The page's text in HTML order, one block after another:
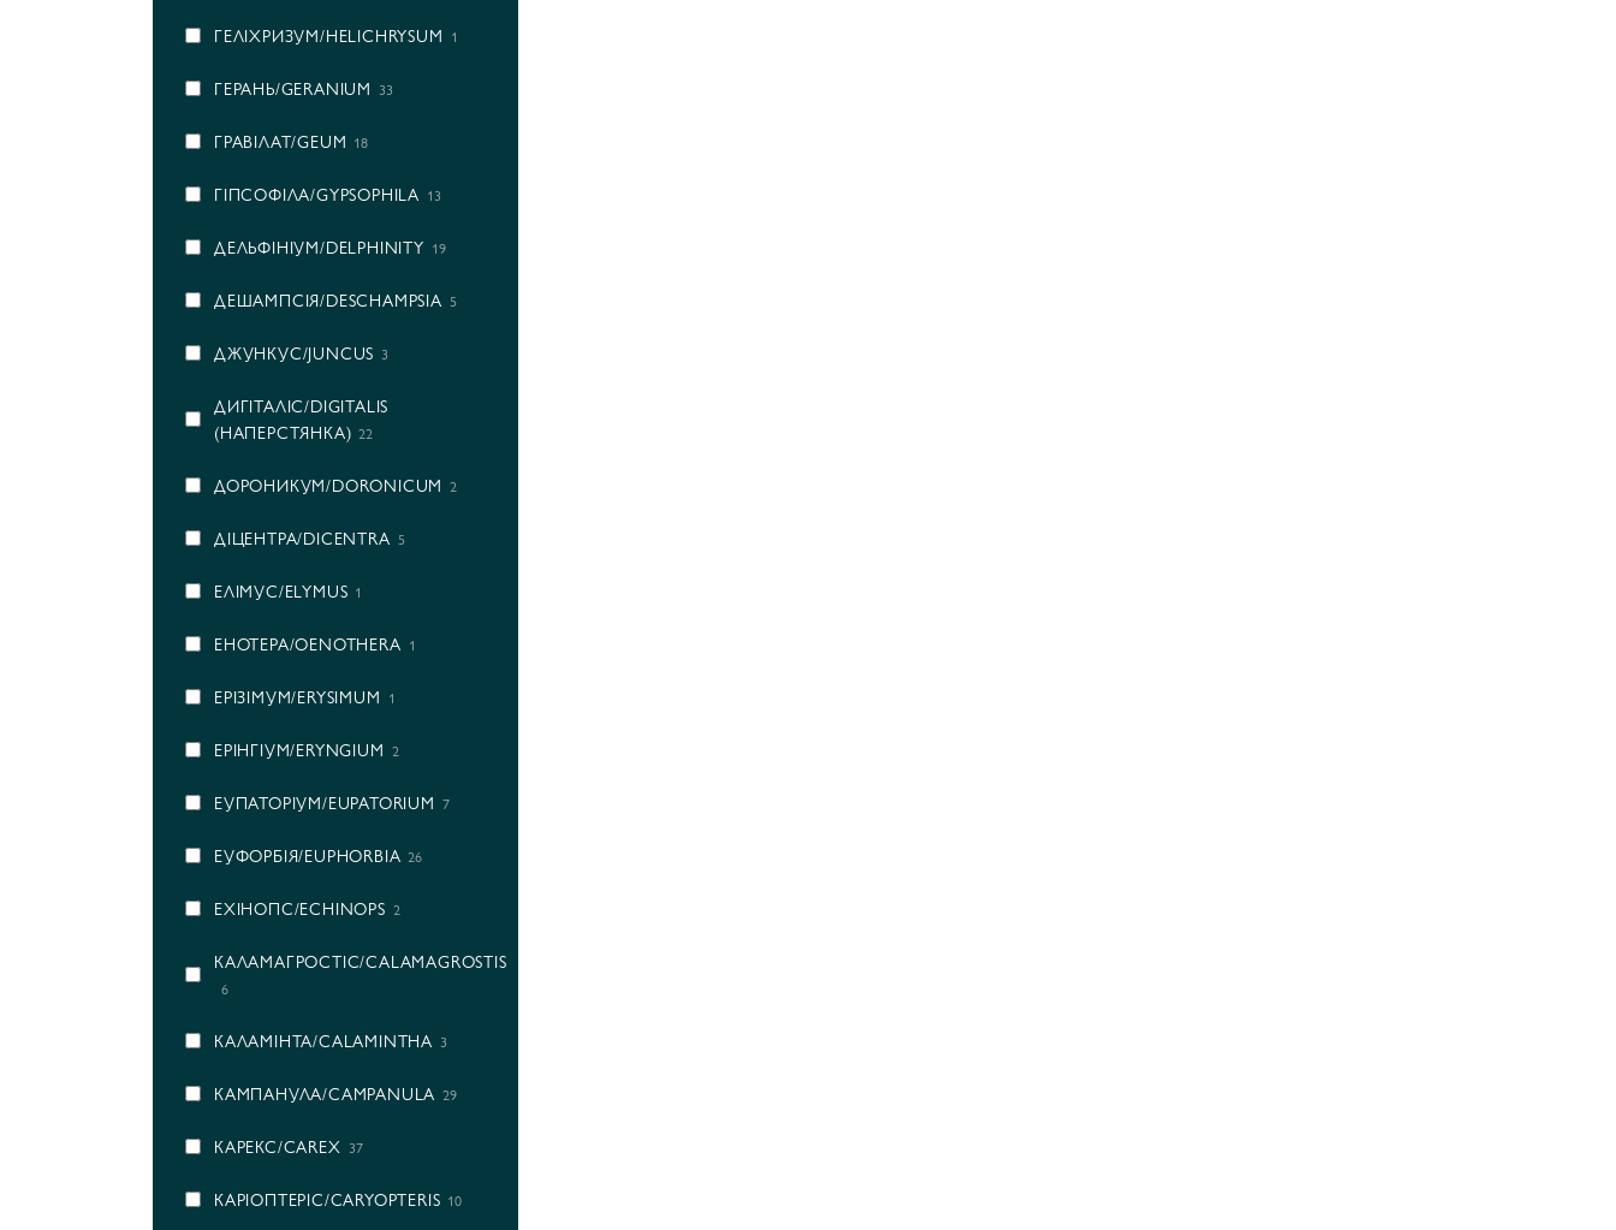
ГЕЛІХРИЗУМ/HELICHRYSUM 1
ГЕРАНЬ/GERANIUM 33
ГРАВІЛАТ/GEUM 18
ГІПСОФІЛА/GYPSOPHILA 13
ДЕЛЬФІНІУМ/DELPHINITY 19
ДЕШАМПСІЯ/DESCHAMPSIA 5
ДЖУНКУС/JUNCUS 3
ДИГІТАЛІС/DIGITALIS
(НАПЕРСТЯНКА) 22
ДОРОНИКУМ/DORONICUM 2
ДІЦЕНТРА/DICENTRA 5
ЕЛІМУС/ELYMUS 1
ЕНОТЕРА/OENOTHERA 1
ЕРІЗІМУМ/ERYSIMUM 1
ЕРІНГІУМ/ERYNGIUM 2
ЕУПАТОРІУМ/EUPATORIUM 7
ЕУФОРБІЯ/EUPHORBIA 26
ЕХІНОПС/ECHINOPS 2
КАЛАМАГРОСТІС/CALAMAGROSTIS
6
КАЛАМІНТА/CALAMINTHA 3
КАМПАНУЛА/CAMPANULA 29
КАРЕКС/CAREX 37
КАРІОПТЕРІС/CARYOPTERIS 10